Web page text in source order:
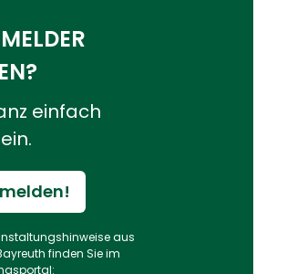
einfach
aus
finden Sie im